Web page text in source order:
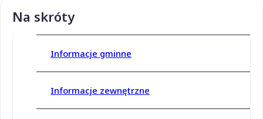
Na skróty
Informacje gminne
Informacje zewnętrzne